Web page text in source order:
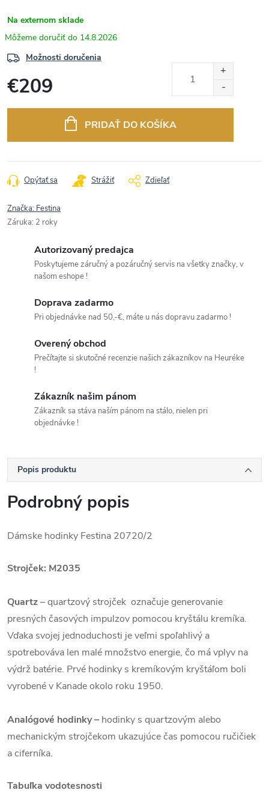
Na externom sklade
14.8.2026
Možnosti doručenia
€209
PRIDAŤ DO KOŠÍKA
Opýtať sa Strážiť Zdieľať
Značka: Festina
Záruka: 2 roky
Autorizovaný predajca
Poskytujeme záručný a pozáručný servis na všetky značky, v
našom eshope !
Doprava zadarmo
Pri objednávke nad 50,-€, máte u nás dopravu zadarmo !
Overený obchod
Prečítajte si skutočné recenzie našich zákazníkov na Heuréke
!
Zákazník našim pánom
Zákazník sa stáva naším pánom na stálo, nielen pri
objednávke !
Popis produktu
Podrobný popis
Dámske hodinky Festina 20720/2
Strojček: M2035
Quartz– quartzový strojček označuje generovanie
presných časových impulzov pomocou kryštálu kremíka.
Vďaka svojej jednoduchosti je veľmi spoľahlivý a
spotrebováva len malé množstvo energie, čo má vplyv na
výdrž batérie. Prvé hodinky s kremíkovým kryštáľom boli
vyrobené v Kanade okolo roku 1950.
Analógové hodinky – hodinky s quartzovým alebo
mechanickým strojčekom ukazujúce čas pomocou ručičiek
a ciferníka.
Tabuľka vodotesnosti